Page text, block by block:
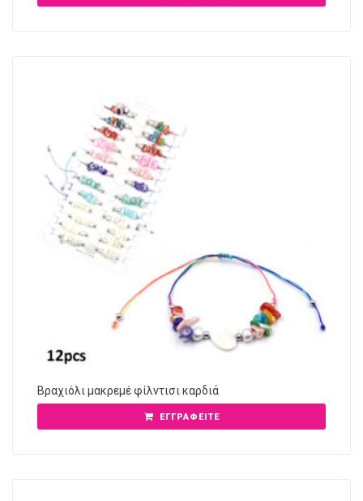
Βραχιόλι μακρεμέ φίλντισι καρδιά
ΕΓΓΡΑΦΕΊΤΕ